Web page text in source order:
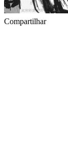
Compartilhar